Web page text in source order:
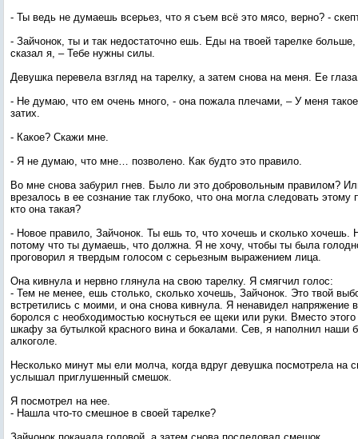
- Ты ведь не думаешь всерьез, что я съем всё это мясо, верно? -
- Зайчонок, ты и так недостаточно ешь. Еды на твоей тарелке
сказал я, – Тебе нужны силы.
Девушка перевела взгляд на тарелку, а затем снова на меня. Ее
- Не думаю, что ем очень много, - она пожала плечами, – У меня
затих.
- Какое? Скажи мне.
- Я не думаю, что мне… позволено. Как будто это правило.
Во мне снова забурил гнев. Было ли это добровольным правилом?
врезалось в ее сознание так глубоко, что она могла следовать этому
кто она такая?
- Новое правило, Зайчонок. Ты ешь то, что хочешь и сколько хочешь.
потому что ты думаешь, что должна. Я не хочу, чтобы ты была
проговорил я твердым голосом с серьезным выражением лица.
Она кивнула и нервно глянула на свою тарелку. Я смягчил голос:
- Тем не менее, ешь столько, сколько хочешь, Зайчонок. Это твой
встретились с моими, и она снова кивнула. Я ненавидел напряжение
боролся с необходимостью коснуться ее щеки или руки. Вместо
шкафу за бутылкой красного вина и бокалами. Сев, я наполнил наши
алкоголе.
Несколько минут мы ели молча, когда вдруг девушка посмотрела на
услышал приглушенный смешок.
Я посмотрел на нее.
- Нашла что-то смешное в своей тарелке?